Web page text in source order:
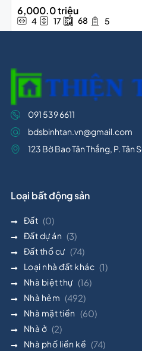
6,000.0 triệu
4 17 68 5
091 539 6611
bdsbinhtan.vn@gmail.com
123 Bờ Bao Tân Thắng, P. Tân
Loại bất động sản
Đất (0)
Đất dự án (3)
Đất thổ cư (74)
Loại nhà đất khác (1)
Nhà biệt thự (16)
Nhà hẻm (492)
Nhà mặt tiền (60)
Nhà ở (2)
Nhà phố liền kề (74)